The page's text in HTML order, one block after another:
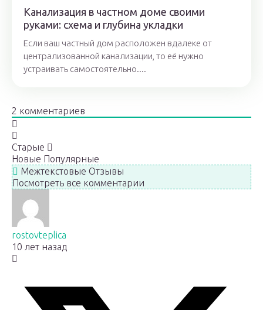
Канализация в частном доме своими
руками: схема и глубина укладки
Если ваш частный дом расположен вдалеке от
централизованной канализации, то её нужно
устраивать самостоятельно....
2 комментариев
Старые
Новые Популярные
Межтекстовые Отзывы
Посмотреть все комментарии
rostovteplica
10 лет назад